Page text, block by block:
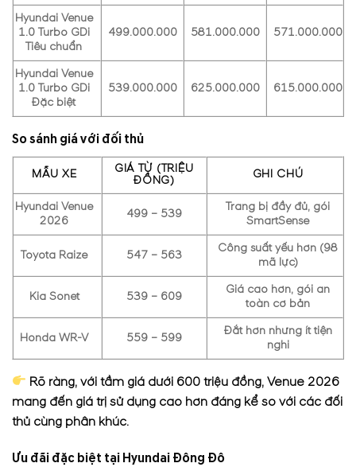
Hyundai Venue
1.0 Turbo GDi
Tiêu chuẩn
499.000.000 581.000.000 571.000.000
Hyundai Venue
1.0 Turbo GDi
Đặc biệt
539.000.000 625.000.000 615.000.000
So sánh giá với đối thủ
MẪU XE
GIÁ TỪ (TRIỆU
ĐỒNG)
GHI CHÚ
Hyundai Venue
2026
499 – 539
Trang bị đầy đủ, gói
SmartSense
Toyota Raize 547 – 563
Công suất yếu hơn (98
mã lực)
Kia Sonet 539 – 609
Giá cao hơn, gói an
toàn cơ bản
Honda WR-V 559 – 599
Đắt hơn nhưng ít tiện
nghi
Rõ ràng, với tầm giá dưới 600 triệu đồng, Venue 2026
mang đến giá trị sử dụng cao hơn đáng kể so với các đối
thủ cùng phân khúc.
Ưu đãi đặc biệt tại Hyundai Đông Đô